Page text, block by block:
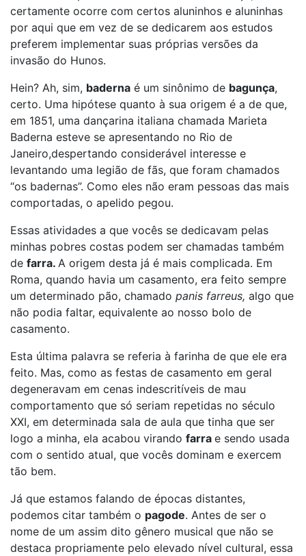
certamente ocorre com certos aluninhos e aluninhas
por aqui que em vez de se dedicarem aos estudos
preferem implementar suas próprias versões da
invasão do Hunos.
Hein? Ah, sim, baderna é um sinônimo de bagunça,
certo. Uma hipótese quanto à sua origem é a de que,
em 1851, uma dançarina italiana chamada Marieta
Baderna esteve se apresentando no Rio de
Janeiro,despertando considerável interesse e
levantando uma legião de fãs, que foram chamados
“os badernas”. Como eles não eram pessoas das mais
comportadas, o apelido pegou.
Essas atividades a que vocês se dedicavam pelas
minhas pobres costas podem ser chamadas também
de farra. A origem desta já é mais complicada. Em
Roma, quando havia um casamento, era feito sempre
um determinado pão, chamado panis farreus, algo que
não podia faltar, equivalente ao nosso bolo de
casamento.
Esta última palavra se referia à farinha de que ele era
feito. Mas, como as festas de casamento em geral
degeneravam em cenas indescritíveis de mau
comportamento que só seriam repetidas no século
XXI, em determinada sala de aula que tinha que ser
logo a minha, ela acabou virando farra e sendo usada
com o sentido atual, que vocês dominam e exercem
tão bem.
Já que estamos falando de épocas distantes,
podemos citar também o pagode. Antes de ser o
nome de um assim dito gênero musical que não se
destaca propriamente pelo elevado nível cultural, essa